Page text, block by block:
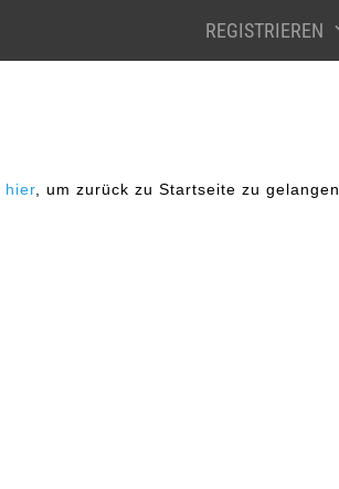
REGISTRIEREN
hier , um zurück zu Startseite zu gelangen.